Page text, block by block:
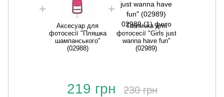
Аксесуар для
фотосесії "Пляшка
шампанського"
(02988)
Табличка для
фотосесії "Girls just
wanna have fun"
(02989)
219 грн 230 грн